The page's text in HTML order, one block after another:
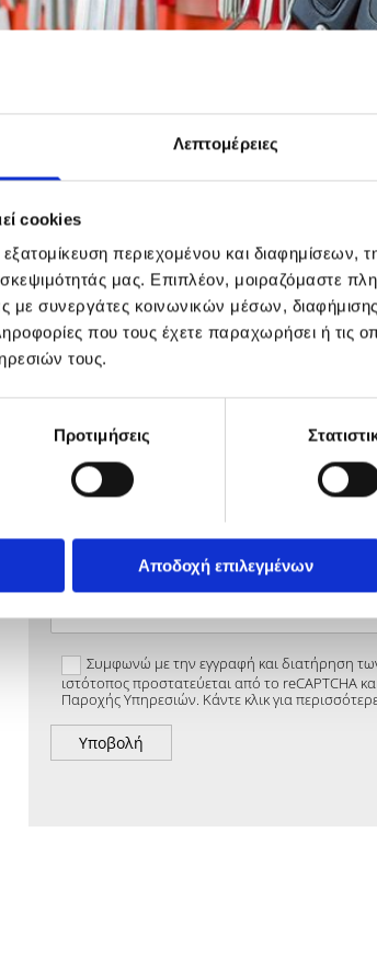
Λεπτομέρειες
cookies
περιεχομένου και διαφημίσεων,
μας. Επιπλέον, μοιραζόμαστε
με συνεργάτες κοινωνικών μέσων,
που τους έχετε παραχωρήσει ή τις
τους.
Προτιμήσεις
Αποδοχή επιλεγμένων
ΦΟΡΜΑ
Τα πεδία με * είναι υποχρεωτικά
Ονοματεπώνυμο* Θέμα
Συμφωνώ με την εγγραφή και διατήρηση
ιστότοπος προστατεύεται από το reCAPTCHA
Παροχής Υπηρεσιών. Κάντε κλικ για